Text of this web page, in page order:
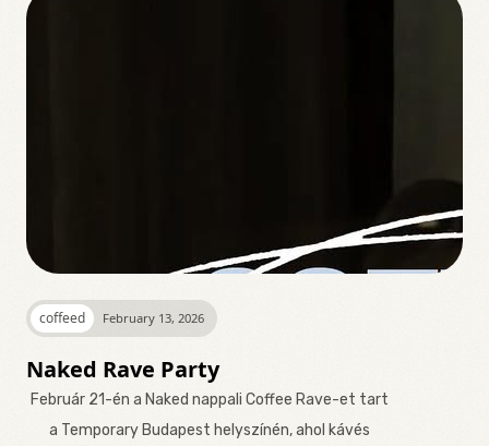
coffeed February 13, 2026
Naked Rave Party
Február 21-én a Naked nappali Coffee Rave-et tart
a Temporary Budapest helyszínén, ahol kávés